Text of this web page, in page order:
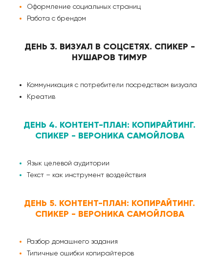
Оформление социальных страниц
Работа с брендом
ДЕНЬ 3. ВИЗУАЛ В СОЦСЕТЯХ. СПИКЕР -
НУШАРОВ ТИМУР
Коммуникация с потребители посредством визуала
Креатив
ДЕНЬ 4. КОНТЕНТ-ПЛАН: КОПИРАЙТИНГ.
СПИКЕР - ВЕРОНИКА САМОЙЛОВА
Язык целевой аудитории
Текст – как инструмент воздействия
ДЕНЬ 5. КОНТЕНТ-ПЛАН: КОПИРАЙТИНГ.
СПИКЕР - ВЕРОНИКА САМОЙЛОВА
Разбор домашнего задания
Типичные ошибки копирайтеров